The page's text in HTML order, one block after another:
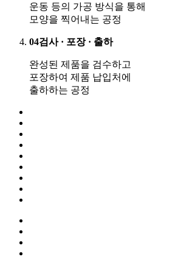
운동 등의 가공 방식을 통해
모양을 찍어내는 공정
04검사 · 포장 · 출하
완성된 제품을 검수하고
포장하여 제품 납입처에
출하하는 공정